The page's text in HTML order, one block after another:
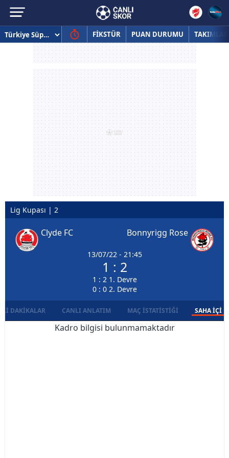
FİKSTÜR PUAN DURUMU TAKIMLAR
Lig Kupası | 2
Clyde FC
13/07/22 - 21:45
1 : 2
1 : 2 1. Devre
0 : 0 2. Devre
Bonnyrigg Rose
DAKIKALAR CANLI ANLATIM MAÇ İSTATISTIĞI SAHA İÇI
Kadro bilgisi bulunmamaktadır